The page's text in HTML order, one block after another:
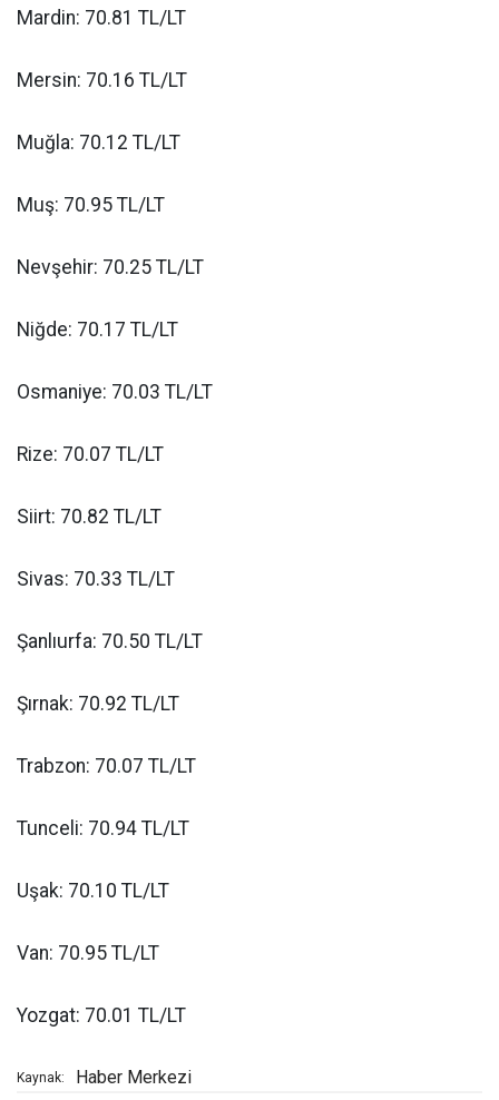
Mardin: 70.81 TL/LT
Mersin: 70.16 TL/LT
Muğla: 70.12 TL/LT
Muş: 70.95 TL/LT
Nevşehir: 70.25 TL/LT
Niğde: 70.17 TL/LT
Osmaniye: 70.03 TL/LT
Rize: 70.07 TL/LT
Siirt: 70.82 TL/LT
Sivas: 70.33 TL/LT
Şanlıurfa: 70.50 TL/LT
Şırnak: 70.92 TL/LT
Trabzon: 70.07 TL/LT
Tunceli: 70.94 TL/LT
Uşak: 70.10 TL/LT
Van: 70.95 TL/LT
Yozgat: 70.01 TL/LT
Kaynak: Haber Merkezi